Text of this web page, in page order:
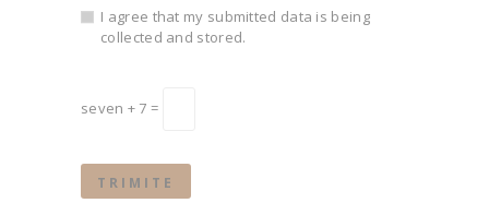
I agree that my submitted data is being
collected and stored.
seven + 7 =